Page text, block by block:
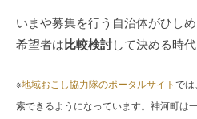
いまや募集を行う自治体がひし
希望者は比較検討して決める時代
※地域おこし協力隊のポータルサイトでは
索できるようになっています。神河町は